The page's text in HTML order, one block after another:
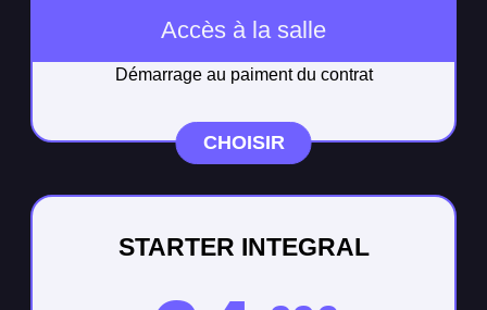
Accès à la salle
Démarrage au paiment du contrat
CHOISIR
STARTER INTEGRAL